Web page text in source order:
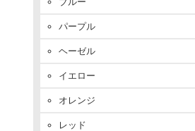
パープル
ヘーゼル
イエロー
オレンジ
レッド